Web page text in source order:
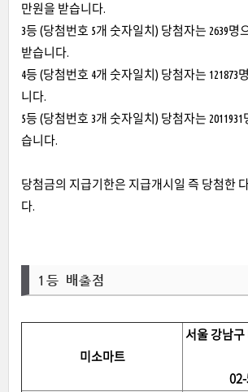
만원을 받습니다.
3등 (당첨번호 5개 숫자일치) 당첨자는 2639명
받습니다.
4등 (당첨번호 4개 숫자일치) 당첨자는 121873
니다.
5등 (당첨번호 3개 숫자일치) 당첨자는
습니다.
당첨금의 지급기한은 지급개시일 즉 당첨한
다.
1등 배출점
미소마트
서울 강남